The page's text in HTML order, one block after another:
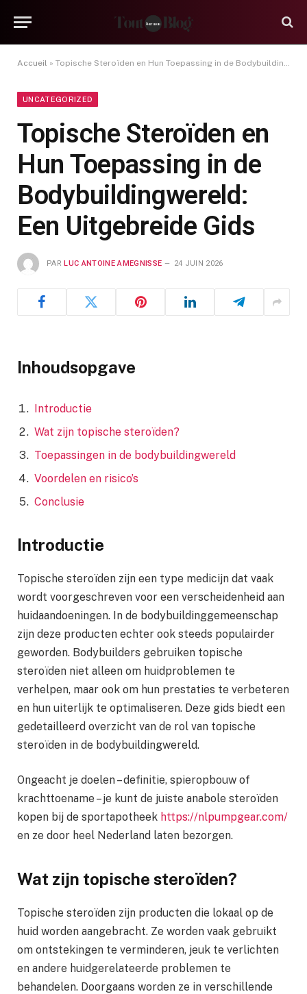
Accueil » Topische Steroïden en Hun Toepassing in de Bodybuildingwereld: Een Uitgebreide Gids
UNCATEGORIZED
Topische Steroïden en
Hun Toepassing in de
Bodybuildingwereld:
Een Uitgebreide Gids
PAR LUC ANTOINE AMEGNISSE 24 JUIN 2026
Inhoudsopgave
Introductie
Wat zijn topische steroïden?
Toepassingen in de bodybuildingwereld
Voordelen en risico’s
Conclusie
Introductie
Topische steroïden zijn een type medicijn dat vaak
wordt voorgeschreven voor een verscheidenheid aan
huidaandoeningen. In de bodybuildinggemeenschap
zijn deze producten echter ook steeds populairder
geworden. Bodybuilders gebruiken topische
steroïden niet alleen om huidproblemen te
verhelpen, maar ook om hun prestaties te verbeteren
en hun uiterlijk te optimaliseren. Deze gids biedt een
gedetailleerd overzicht van de rol van topische
steroïden in de bodybuildingwereld.
Ongeacht je doelen – definitie, spieropbouw of
krachttoename – je kunt de juiste anabole steroïden
kopen bij de sportapotheek https://nlpumpgear.com/
en ze door heel Nederland laten bezorgen.
Wat zijn topische steroïden?
Topische steroïden zijn producten die lokaal op de
huid worden aangebracht. Ze worden vaak gebruikt
om ontstekingen te verminderen, jeuk te verlichten
en andere huidgerelateerde problemen te
behandelen. Doorgaans worden ze in verschillende